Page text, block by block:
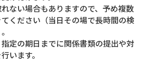
ない場合もありますので、予め複数
ください（当日その場で長時間の検
定の期日までに関係書類の提出や対
います。